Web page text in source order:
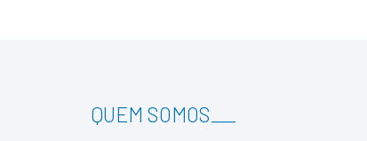
QUEM SOMOS